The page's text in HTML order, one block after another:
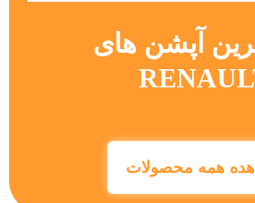
آپشن های
همه محصولات